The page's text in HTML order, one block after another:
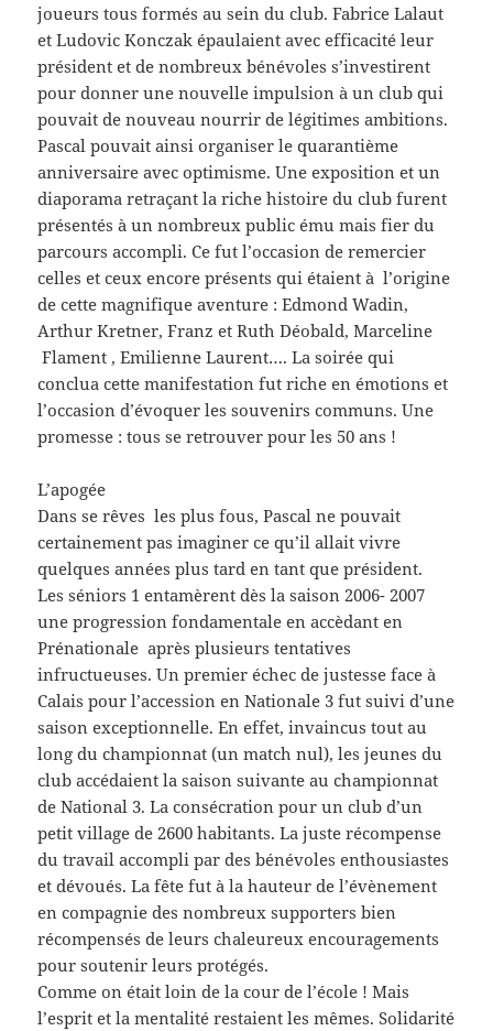
joueurs tous formés au sein du club. Fabrice Lalaut
et Ludovic Konczak épaulaient avec efficacité leur
président et de nombreux bénévoles s’investirent
pour donner une nouvelle impulsion à un club qui
pouvait de nouveau nourrir de légitimes ambitions.
Pascal pouvait ainsi organiser le quarantième
anniversaire avec optimisme. Une exposition et un
diaporama retraçant la riche histoire du club furent
présentés à un nombreux public ému mais fier du
parcours accompli. Ce fut l’occasion de remercier
celles et ceux encore présents qui étaient à l’origine
de cette magnifique aventure : Edmond Wadin,
Arthur Kretner, Franz et Ruth Déobald, Marceline
Flament , Emilienne Laurent…. La soirée qui
conclua cette manifestation fut riche en émotions et
l’occasion d’évoquer les souvenirs communs. Une
promesse : tous se retrouver pour les 50 ans !
L’apogée
Dans se rêves les plus fous, Pascal ne pouvait
certainement pas imaginer ce qu’il allait vivre
quelques années plus tard en tant que président.
Les séniors 1 entamèrent dès la saison 2006- 2007
une progression fondamentale en accèdant en
Prénationale après plusieurs tentatives
infructueuses. Un premier échec de justesse face à
Calais pour l’accession en Nationale 3 fut suivi d’une
saison exceptionnelle. En effet, invaincus tout au
long du championnat (un match nul), les jeunes du
club accédaient la saison suivante au championnat
de National 3. La consécration pour un club d’un
petit village de 2600 habitants. La juste récompense
du travail accompli par des bénévoles enthousiastes
et dévoués. La fête fut à la hauteur de l’évènement
en compagnie des nombreux supporters bien
récompensés de leurs chaleureux encouragements
pour soutenir leurs protégés.
Comme on était loin de la cour de l’école ! Mais
l’esprit et la mentalité restaient les mêmes. Solidarité